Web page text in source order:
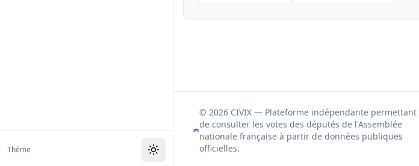
Thème Toggle theme
© 2026 CIVIX — Plateforme indépendante permettant
de consulter les votes des députés de l'Assemblée
nationale française à partir de données publiques
officielles.